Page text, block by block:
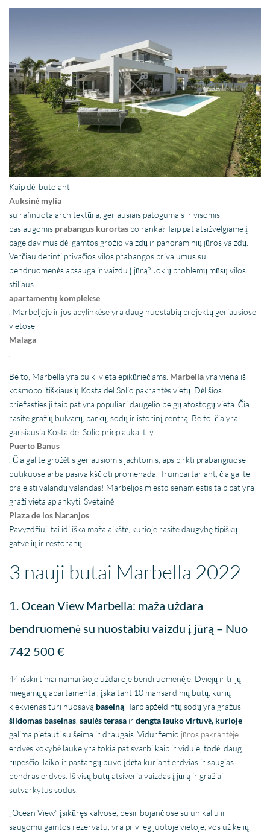
Kaip dėl buto ant
Auksinė mylia
su rafinuota architektūra, geriausiais patogumais ir visomis
paslaugomis prabangus kurortas po ranka? Taip pat atsižvelgiame į
pageidavimus dėl gamtos grožio vaizdų ir panoraminių jūros vaizdų.
Verčiau derinti privačios vilos prabangos privalumus su
bendruomenės apsauga ir vaizdu į jūrą? Jokių problemų mūsų vilos
stiliaus
apartamentų komplekse
. Marbeljoje ir jos apylinkėse yra daug nuostabių projektų geriausiose
vietose
Malaga
Be to, Marbella yra puiki vieta epikūriečiams. Marbellayra viena iš
kosmopolitiškiausių Kosta del Solio pakrantės vietų. Dėl šios
priežasties ji taip pat yra populiari daugelio belgų atostogų vieta. Čia
rasite gražių bulvarų, parkų, sodų ir istorinį centrą. Be to, čia yra
garsiausia Kosta del Solio prieplauka, t. y.
Puerto Banus
. Čia galite grožėtis geriausiomis jachtomis, apsipirkti prabangiuose
butikuose arba pasivaikščioti promenada. Trumpai tariant, čia galite
praleisti valandų valandas! Marbeljos miesto senamiestis taip pat yra
graži vieta aplankyti. Svetainė
Plaza de los Naranjos
Pavyzdžiui, tai idiliška maža aikštė, kurioje rasite daugybę tipiškų
gatvelių ir restoranų.
3 nauji butai Marbella 2022
1. Ocean View Marbella: maža uždara
bendruomenė su nuostabiu vaizdu į jūrą – Nuo
742 500 €
44 išskirtiniai namai šioje uždaroje bendruomenėje. Dviejų ir trijų
miegamųjų apartamentai, įskaitant 10 mansardinių butų, kurių
kiekvienas turi nuosavą baseiną . Tarp apželdintų sodų yra gražus
šildomas baseinas ,saulės terasa irdengta lauko virtuvė, kurioje
galima pietauti su šeima ir draugais. Viduržemio jūros pakrantėje
erdvės kokybė lauke yra tokia pat svarbi kaip ir viduje, todėl daug
rūpesčio, laiko ir pastangų buvo įdėta kuriant erdvias ir saugias
bendras erdves. Iš visų butų atsiveria vaizdas į jūrą ir gražiai
sutvarkytus sodus.
„Ocean View” įsikūręs kalvose, besiribojančiose su unikaliu ir
saugomu gamtos rezervatu, yra privilegijuotoje vietoje, vos už kelių